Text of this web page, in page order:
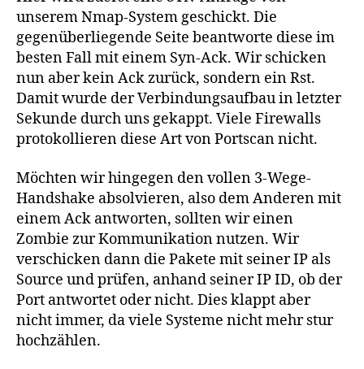
unserem Nmap-System geschickt. Die
gegenüberliegende Seite beantworte diese im
besten Fall mit einem Syn-Ack. Wir schicken
nun aber kein Ack zurück, sondern ein Rst.
Damit wurde der Verbindungsaufbau in letzter
Sekunde durch uns gekappt. Viele Firewalls
protokollieren diese Art von Portscan nicht.
Möchten wir hingegen den vollen 3-Wege-
Handshake absolvieren, also dem Anderen mit
einem Ack antworten, sollten wir einen
Zombie zur Kommunikation nutzen. Wir
verschicken dann die Pakete mit seiner IP als
Source und prüfen, anhand seiner IP ID, ob der
Port antwortet oder nicht. Dies klappt aber
nicht immer, da viele Systeme nicht mehr stur
hochzählen.